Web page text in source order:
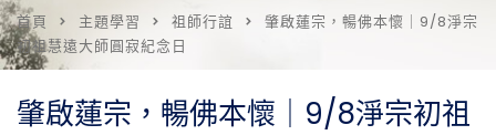
首頁 主題學習 祖師行誼
肇啟蓮宗，暢佛本懷｜9/8淨宗
初祖慧遠大師圓寂紀念日
肇啟蓮宗，暢佛本懷｜9/8淨宗初祖